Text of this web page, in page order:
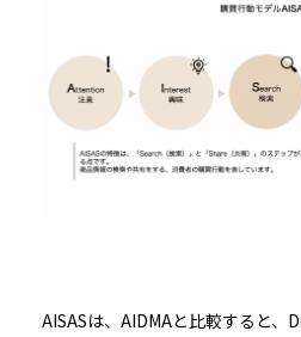
AISASは、AIDMAと比較すると